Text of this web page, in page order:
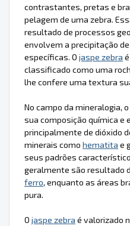
contrastantes, pretas e
pelagem de uma zebra.
resultado de processos
envolvem a precipitação
específicas. O jaspe zebra
classificado como uma
lhe confere uma textura
No campo da mineralogia, o
sua composição química
principalmente de dióxido
minerais como hematita e
seus padrões
geralmente são resultado
ferro, enquanto as áreas
pura.
O jaspe zebra é valorizado